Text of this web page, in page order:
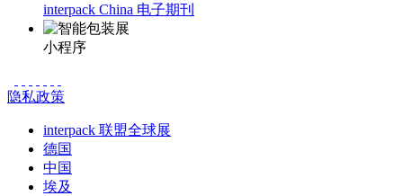
interpack China 电子期刊
小程序
隐私政策
interpack 联盟全球展
德国
中国
埃及